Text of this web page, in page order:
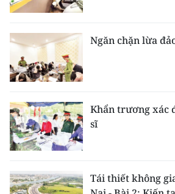
Ngăn chặn lừa
Khẩn trương xác
sĩ
Tái thiết không